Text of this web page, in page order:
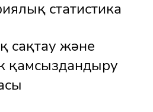
статистика
сақтау және
қамсыздандыру